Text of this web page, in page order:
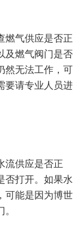
燃气供应是否正
及燃气阀门是否
然无法工作，可
要请专业人员进
流供应是否正
否打开。如果水
可能是因为博世